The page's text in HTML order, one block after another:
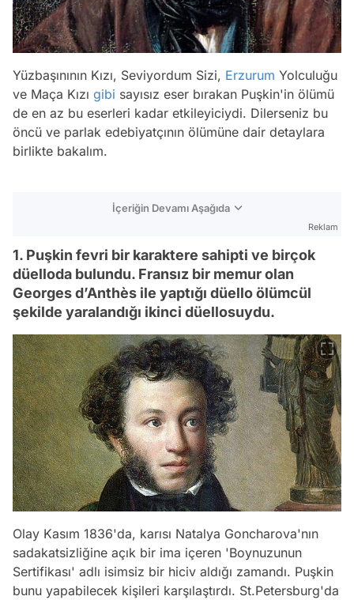
Yüzbaşınının Kızı, Seviyordum Sizi, Erzurum Yolculuğu
ve Maça Kızı gibi sayısız eser bırakan Puşkin'in ölümü
de en az bu eserleri kadar etkileyiciydi. Dilerseniz bu
öncü ve parlak edebiyatçının ölümüne dair detaylara
birlikte bakalım.
İçeriğin Devamı Aşağıda
Reklam
1. Puşkin fevri bir karaktere sahipti ve birçok
düelloda bulundu. Fransız bir memur olan
Georges d’Anthès ile yaptığı düello ölümcül
şekilde yaralandığı ikinci düellosuydu.
Olay Kasım 1836'da, karısı Natalya Goncharova'nın
sadakatsizliğine açık bir ima içeren 'Boynuzunun
Sertifikası' adlı isimsiz bir hiciv aldığı zamandı. Puşkin
bunu yapabilecek kişileri karşılaştırdı. St.Petersburg'da